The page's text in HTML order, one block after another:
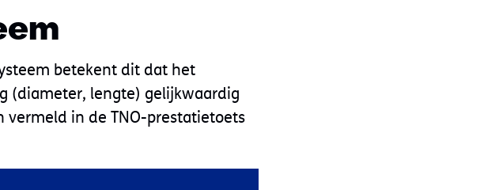
betekent dit dat het
(diameter, lengte) gelijkwaardig
in de TNO-prestatietoets